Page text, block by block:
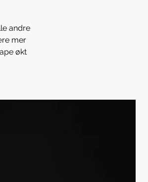
andre
mer
økt